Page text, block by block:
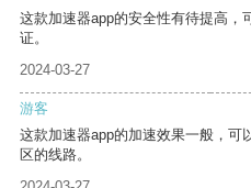
这款加速器app的安全性有待提高，
证。
2024-03-27
游客
这款加速器app的加速效果一般，可
区的线路。